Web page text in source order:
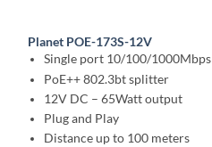
Planet POE-173S-12V
Single port 10/100/1000Mbps
PoE++ 802.3bt splitter
12V DC – 65Watt output
Plug and Play
Distance up to 100 meters